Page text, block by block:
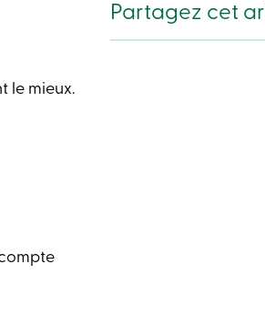
le mieux.
Partagez cet